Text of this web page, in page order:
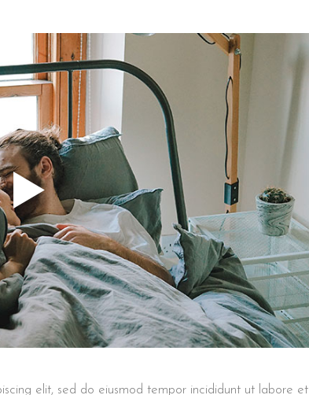
elit, sed do eiusmod tempor incididunt ut labore et